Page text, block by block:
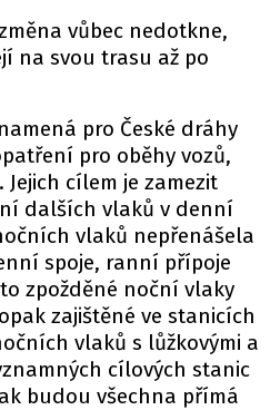
vůbec nedotkne,
na svou trasu až po
pro České dráhy
pro oběhy vozů,
cílem je zamezit
dalších vlaků v denní
vlaků nepřenášela
spoje, ranní přípoje
zpožděné noční vlaky
zajištěné ve stanicích
vlaků s lůžkovými a
cílových stanic
budou všechna přímá